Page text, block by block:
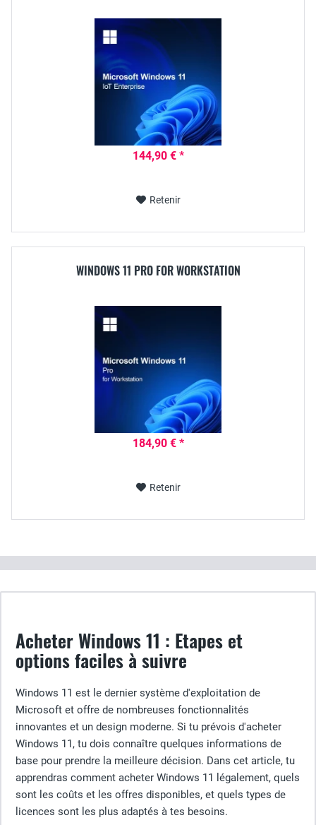
144,90 € *
Retenir
WINDOWS 11 PRO FOR WORKSTATION
184,90 € *
Retenir
Acheter Windows 11 : Etapes et
options faciles à suivre
Windows 11 est le dernier système d'exploitation de
Microsoft et offre de nombreuses fonctionnalités
innovantes et un design moderne. Si tu prévois d'acheter
Windows 11, tu dois connaître quelques informations de
base pour prendre la meilleure décision. Dans cet article, tu
apprendras comment acheter Windows 11 légalement, quels
sont les coûts et les offres disponibles, et quels types de
licences sont les plus adaptés à tes besoins.